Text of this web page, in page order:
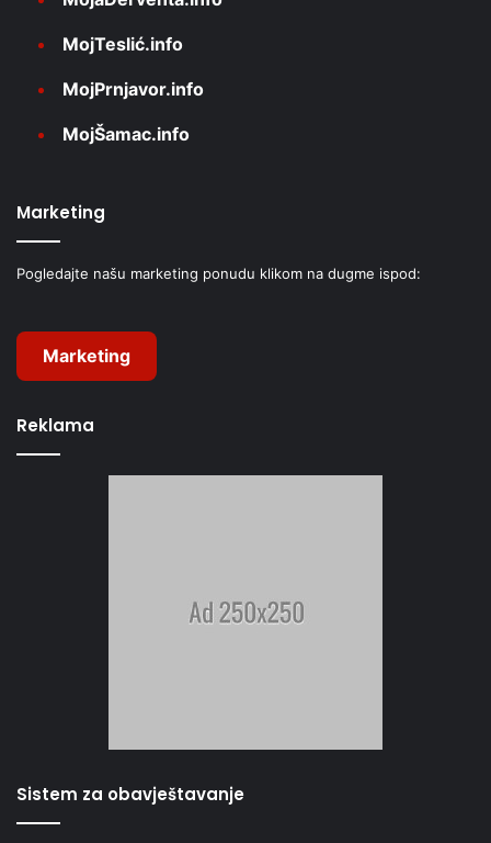
MojTeslić.info
MojPrnjavor.info
MojŠamac.info
Marketing
Pogledajte našu marketing ponudu klikom na dugme ispod:
Marketing
Reklama
Sistem za obavještavanje